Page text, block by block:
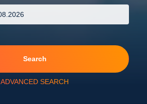
Search
ADVANCED SEARCH